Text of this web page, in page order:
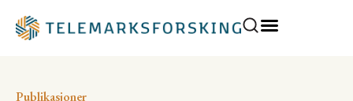
Publikasjoner